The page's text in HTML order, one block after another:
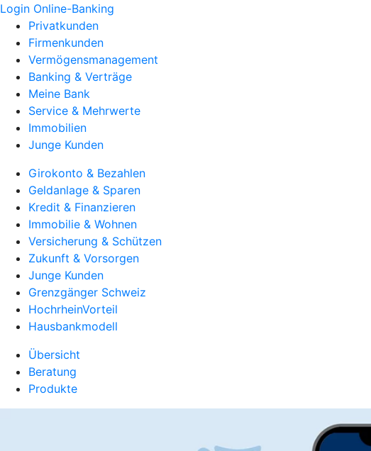
Login Online-Banking
Privatkunden
Firmenkunden
Vermögensmanagement
Banking & Verträge
Meine Bank
Service & Mehrwerte
Immobilien
Junge Kunden
Girokonto & Bezahlen
Geldanlage & Sparen
Kredit & Finanzieren
Immobilie & Wohnen
Versicherung & Schützen
Zukunft & Vorsorgen
Junge Kunden
Grenzgänger Schweiz
HochrheinVorteil
Hausbankmodell
Übersicht
Beratung
Produkte